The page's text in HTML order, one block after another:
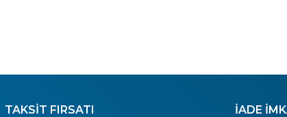
TAKSİT FIRSATI İADE